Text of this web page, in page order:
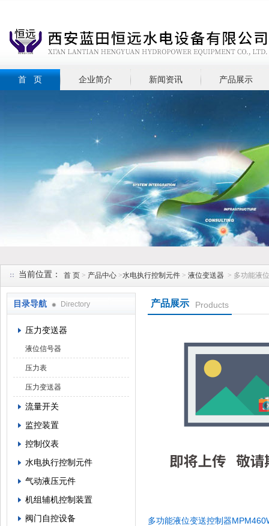
首 页 企业简介 新闻资讯 产品展示
当前位置： 首 页 > 产品中心 >水电执行控制元件 > 液位变送器 > 多功能液
目录导航 Directory
压力变送器
液位信号器
压力表
压力变送器
流量开关
监控装置
控制仪表
水电执行控制元件
气动液压元件
机组辅机控制装置
阀门自控设备
产品展示 Products
多功能液位变送控制器